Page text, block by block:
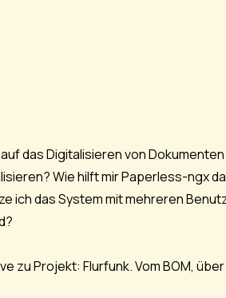
das Digitalisieren von
Wie hilft mir Paperless-ngx
ich das System mit mehreren
zu Projekt: Flurfunk. Vom BOM,